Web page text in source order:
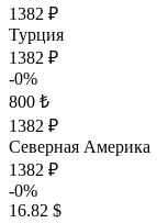
1382 ₽
Турция
1382 ₽
-0%
800 ₺
1382 ₽
Северная Америка
1382 ₽
-0%
16.82 $